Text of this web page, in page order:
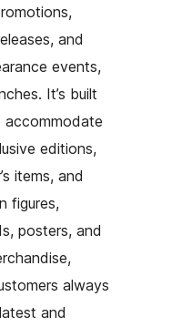
and
events,
It’s built
editions,
items, and
figures,
posters, and
always
and